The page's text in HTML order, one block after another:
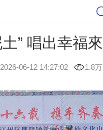
” 唱出幸福來
2026-06-12 14:27:02 1.8万